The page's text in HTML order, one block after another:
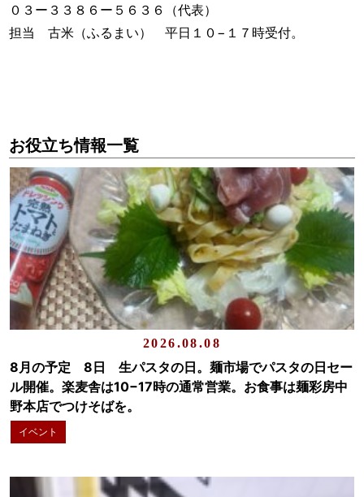
０３ー３３８６ー５６３６（代表）
担当 古米（ふるまい） 平日１０−１７時受付。
お役立ち情報一覧
2026.08.08
8月の予定 8日 生パスタの日。麺市場でパスタの日セー
ル開催。楽麦舎は10−17時の通常営業。お食事は麺彩房中
野本店でつけそばを。
イベント